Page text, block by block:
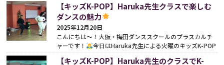
Nonsense...続きをみる
【キッズK-POP】Haruka先生クラスで楽しむ
ダンスの魅力
2025年12月20日
こんにちは〜！大阪・梅田ダンススクールのプラスカルチ
ャーです！
今日はHaruka先生による火曜のキッズK-POP
クラスをご紹介します♪
今回のレッスンでは、前回に
引...続きをみる
【キッズK-POP】Haruka先生のクラスでK-